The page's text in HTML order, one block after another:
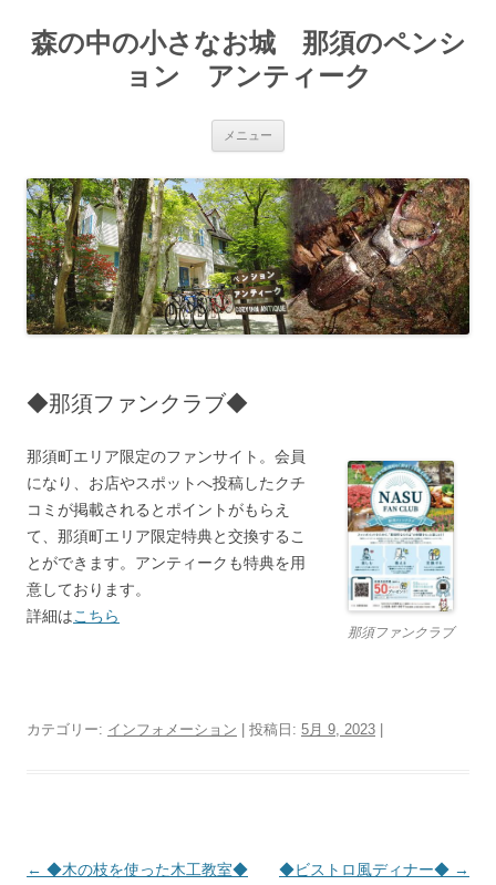
森の中の小さなお城 那須のペンシ
ョン アンティーク
メニュー
ツ
へ
ス
キ
ッ
プ
◆那須ファンクラブ◆
那須ファンクラブ
那須町エリア限定のファンサイト。会員
になり、お店やスポットへ投稿したクチ
コミが掲載されるとポイントがもらえ
て、那須町エリア限定特典と交換するこ
とができます。アンティークも特典を用
意しております。
詳細はこちら
カテゴリー: インフォメーション | 投稿日: 5月 9, 2023
投
← ◆木の枝を使った木工教室◆ ◆ビストロ風ディナー◆ →